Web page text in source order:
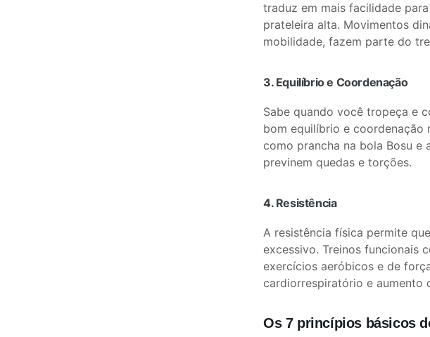
traduz em mais facilidade
prateleira alta. Movimentos
mobilidade, fazem parte do
3. Equilíbrio e Coordenação
Sabe quando você tropeça e
bom equilíbrio e coordenação
como prancha na bola Bosu e
previnem quedas e torções.
4. Resistência
A resistência física permite
excessivo. Treinos funcionais
exercícios aeróbicos e de
cardiorrespiratório e aumento
Os 7 princípios básicos